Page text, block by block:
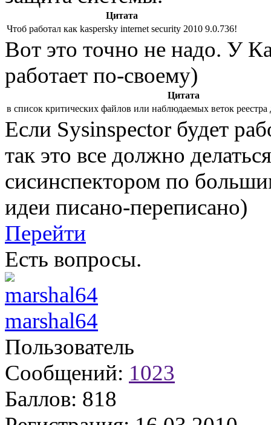
Цитата
Чтоб работал как kaspersky internet security 2010 9.0.736!
Вот это точно не надо. У
работает по-своему)
Цитата
в список критических файлов или наблюдаемых веток реестра
Если Sysinspector будет
так это все должно
сисинспектором по
идеи писано-переписано)
Перейти
Есть вопросы.
marshal64
Пользователь
Сообщений: 1023
Баллов: 818